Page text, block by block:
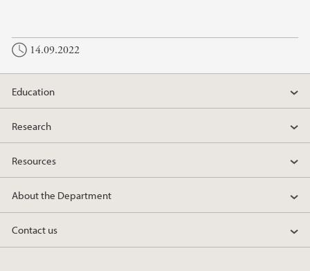
14.09.2022
Education
Research
Resources
About the Department
Contact us